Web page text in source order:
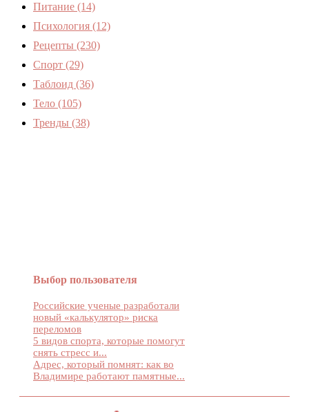
Питание (14)
Психология (12)
Рецепты (230)
Спорт (29)
Таблоид (36)
Тело (105)
Тренды (38)
Выбор пользователя
Российские ученые разработали
новый «калькулятор» риска
переломов
5 видов спорта, которые помогут
снять стресс и...
Адрес, который помнят: как во
Владимире работают памятные...